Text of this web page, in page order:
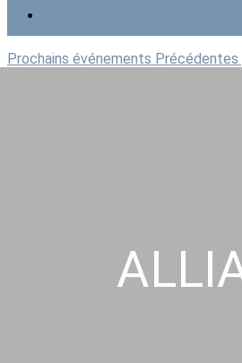
Prochains événements Précédentes